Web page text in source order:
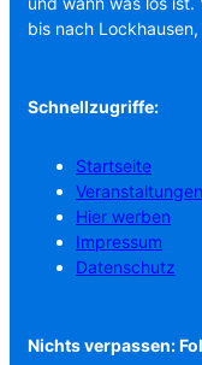
bis nach
Schnellzugriffe:
Startseite
Veranstaltungen
Hier werben
Impressum
Datenschutz
Nichts verpassen: